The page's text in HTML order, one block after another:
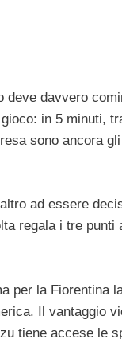
deve davvero
in 5 minuti, tra
sono ancora
ad essere
regala i tre punti
per la Fiorentina
Il vantaggio
tiene accese le